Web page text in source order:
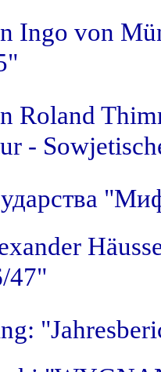
Ingo von
Roland
-
47"